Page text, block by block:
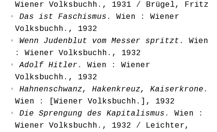
Wiener Volksbuchh., 1931 / Brügel, Fritz
Das ist Faschismus . Wien : Wiener
Volksbuchh., 1932
Wenn Judenblut vom Messer spritzt . Wien
: Wiener Volksbuchh., 1932
Adolf Hitler . Wien : Wiener
Volksbuchh., 1932
Hahnenschwanz, Hakenkreuz, Kaiserkrone .
Wien : [Wiener Volksbuchh.], 1932
Die Sprengung des Kapitalismus . Wien :
Wiener Volksbuchh., 1932 / Leichter,